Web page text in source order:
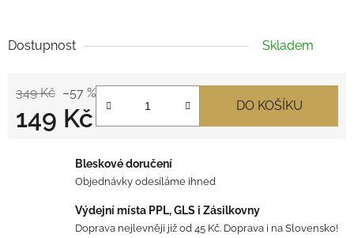
Dostupnost Skladem
349 Kč –57 %
149 Kč DO KOŠÍKU
Bleskové doručení
Objednávky odesíláme ihned
Výdejní místa PPL, GLS i Zásilkovny
Doprava nejlevněji již od 45 Kč. Doprava i na Slovensko!